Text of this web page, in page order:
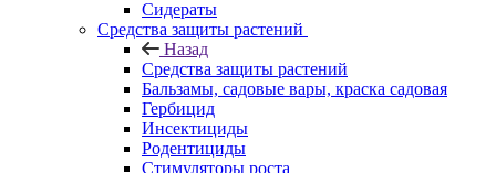
Сидераты
Средства защиты растений
Назад
Средства защиты растений
Бальзамы, садовые вары, краска садовая
Гербицид
Инсектициды
Родентициды
Стимуляторы роста